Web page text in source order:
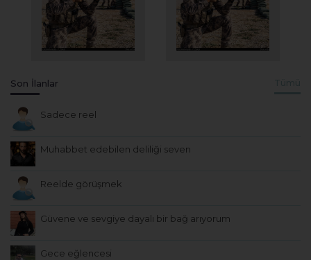
Son İlanlar
Sadece reel
Muhabbet edebilen deliliği seven
Reelde görüşmek
Güvene ve sevgiye dayalı bir bağ arıyorum
Gece eğlencesi